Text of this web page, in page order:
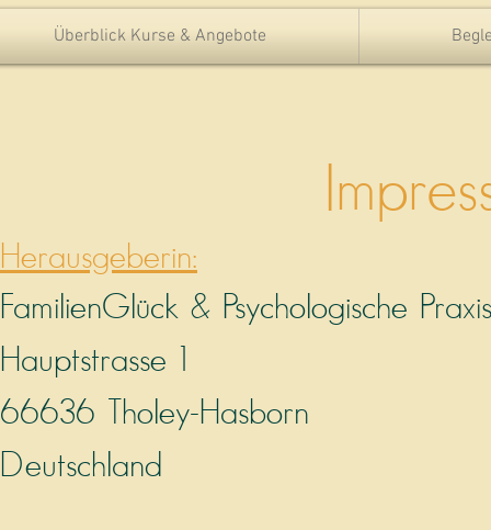
Überblick Kurse & Angebote
Herausgeberin:
FamilienGlück & Psychologische
Hauptstrasse 1
66636 Tholey-Hasborn
Deutschland